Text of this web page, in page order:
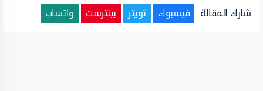
شارك المقالة فيسبوك تويتر بينترست واتساب